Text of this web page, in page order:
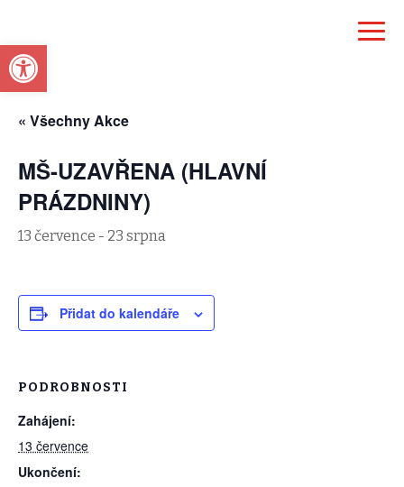
Open toolbar
« Všechny Akce
MŠ-UZAVŘENA (HLAVNÍ
PRÁZDNINY)
13 července - 23 srpna
Přidat do kalendáře
PODROBNOSTI
Zahájení:
13 července
Ukončení: